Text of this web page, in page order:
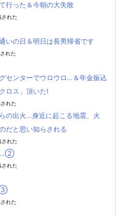
行った＆今朝の大失敗
れた
いの日＆明日は長男帰省です
れた
センターでウロウロ…＆年金振込
ロス」頂いた!
れた
の出火…身近に起こる地震、火
だと思い知らされる
れた
…②
れた
れた